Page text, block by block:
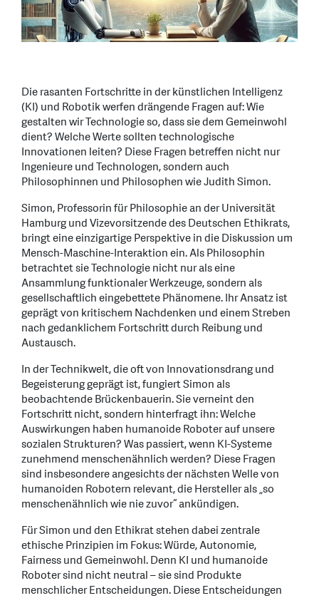
Die rasanten Fortschritte in der künstlichen Intelligenz
(KI) und Robotik werfen drängende Fragen auf: Wie
gestalten wir Technologie so, dass sie dem Gemeinwohl
dient? Welche Werte sollten technologische
Innovationen leiten? Diese Fragen betreffen nicht nur
Ingenieure und Technologen, sondern auch
Philosophinnen und Philosophen wie Judith Simon.
Simon, Professorin für Philosophie an der Universität
Hamburg und Vizevorsitzende des Deutschen Ethikrats,
bringt eine einzigartige Perspektive in die Diskussion um
Mensch-Maschine-Interaktion ein. Als Philosophin
betrachtet sie Technologie nicht nur als eine
Ansammlung funktionaler Werkzeuge, sondern als
gesellschaftlich eingebettete Phänomene. Ihr Ansatz ist
geprägt von kritischem Nachdenken und einem Streben
nach gedanklichem Fortschritt durch Reibung und
Austausch.
In der Technikwelt, die oft von Innovationsdrang und
Begeisterung geprägt ist, fungiert Simon als
beobachtende Brückenbauerin. Sie verneint den
Fortschritt nicht, sondern hinterfragt ihn: Welche
Auswirkungen haben humanoide Roboter auf unsere
sozialen Strukturen? Was passiert, wenn KI-Systeme
zunehmend menschenähnlich werden? Diese Fragen
sind insbesondere angesichts der nächsten Welle von
humanoiden Robotern relevant, die Hersteller als „so
menschenähnlich wie nie zuvor“ ankündigen.
Für Simon und den Ethikrat stehen dabei zentrale
ethische Prinzipien im Fokus: Würde, Autonomie,
Fairness und Gemeinwohl. Denn KI und humanoide
Roboter sind nicht neutral – sie sind Produkte
menschlicher Entscheidungen. Diese Entscheidungen